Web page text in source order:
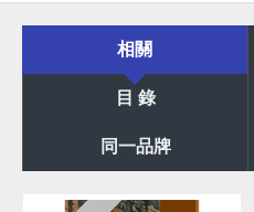
相關
目 錄
同一品牌